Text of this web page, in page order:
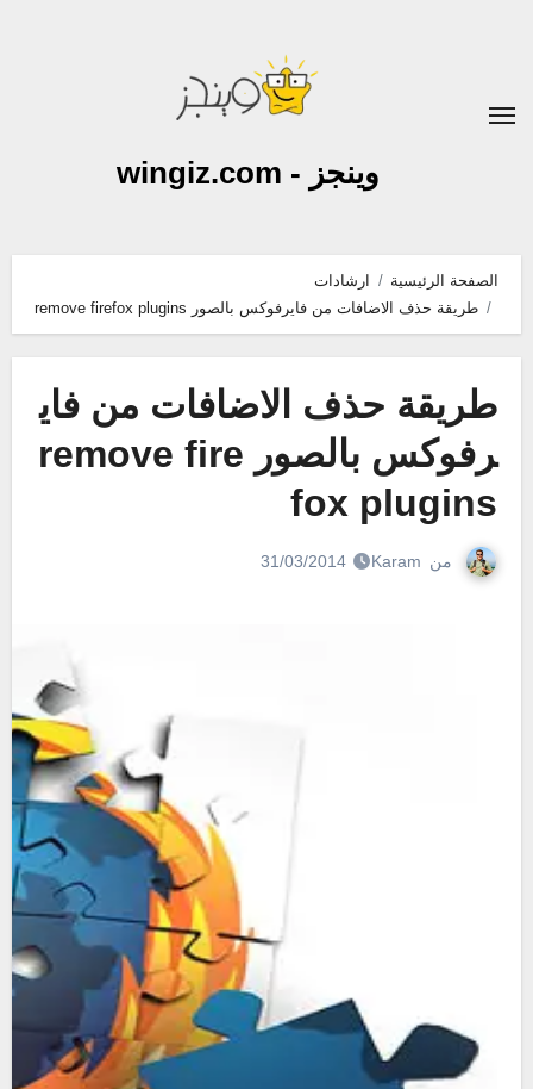
وينجز - wingiz.com
الصفحة الرئيسية
ارشادات
طريقة حذف الاضافات من فايرفوكس بالصور remove firefox plugins
طريقة حذف الاضافات من فاي
رفوكس بالصور remove fire
fox plugins
من Karam
31/03/2014